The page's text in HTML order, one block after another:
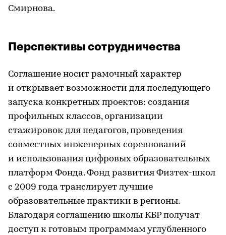
Смирнова.
Перспективы сотрудничества
Соглашение носит рамочный характер
и открывает возможности для последующего
запуска конкретных проектов: создания
профильных классов, организации
стажировок для педагогов, проведения
совместных инженерных соревнований
и использования цифровых образовательных
платформ Фонда. Фонд развития Физтех-школ
с 2009 года транслирует лучшие
образовательные практики в регионы.
Благодаря соглашению школы КБР получат
доступ к готовым программам углубленного